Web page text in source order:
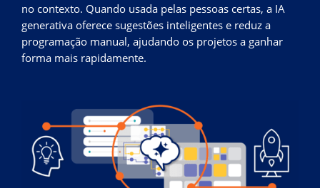
no contexto. Quando usada pelas pessoas certas, a IA
generativa oferece sugestões inteligentes e reduz a
programação manual, ajudando os projetos a ganhar
forma mais rapidamente.